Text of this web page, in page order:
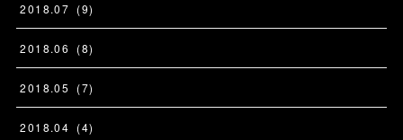
2018.07 (9)
2018.06 (8)
2018.05 (7)
2018.04 (4)